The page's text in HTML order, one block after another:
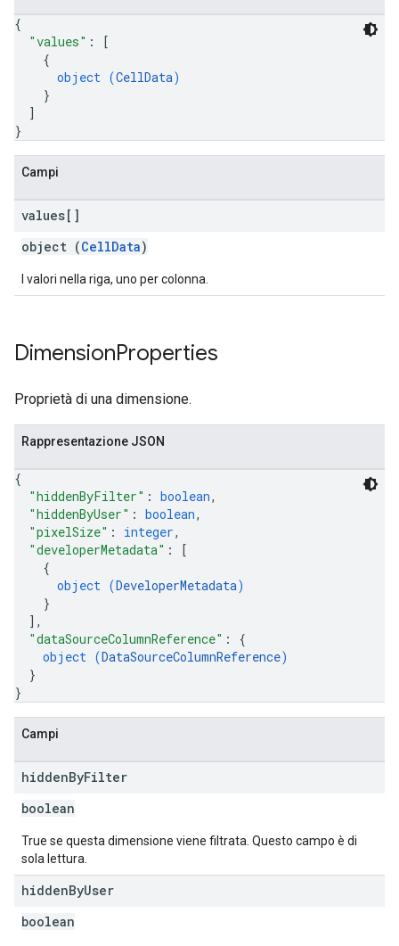
{
"values" :
[
{
object (CellData)
}
]
}
Campi
values[]
object (CellData)
I valori nella riga, uno per colonna.
DimensionProperties
Proprietà di una dimensione.
Rappresentazione JSON
{
"hiddenByFilter" : boolean,
"hiddenByUser" : boolean,
"pixelSize" : integer,
"developerMetadata" :
[
{
object (DeveloperMetadata)
}
] ,
"dataSourceColumnReference" : {
object (DataSourceColumnReference)
}
}
Campi
hiddenByFilter
boolean
True se questa dimensione viene filtrata. Questo campo è di
sola lettura.
hiddenByUser
boolean